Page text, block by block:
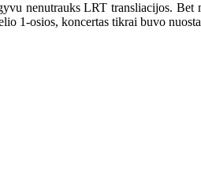
nenutrauks LRT transliacijos.
1-osios, koncertas tikrai buvo